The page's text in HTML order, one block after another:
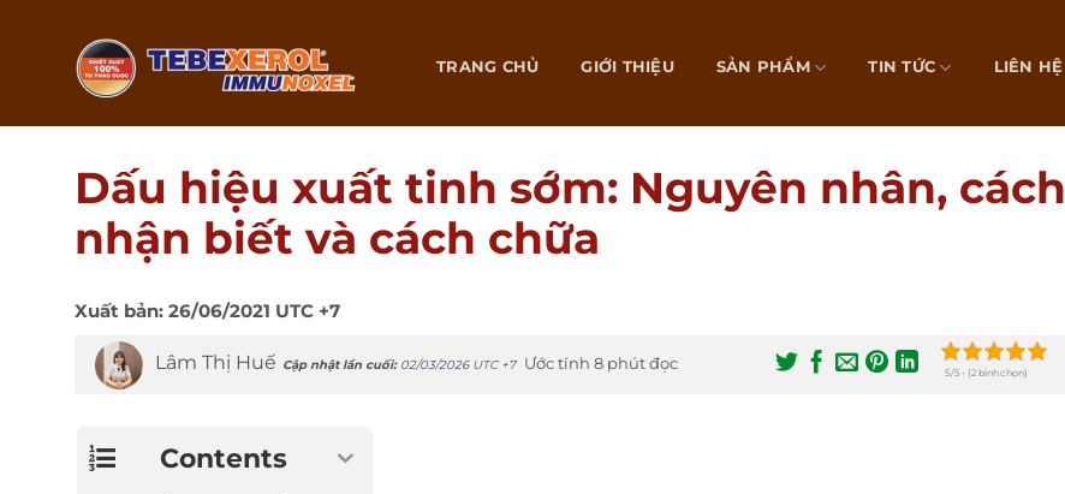
TRANG CHỦ GIỚI THIỆU SẢN PHẨM TIN TỨC LIÊN HỆ
Dấu hiệu xuất tinh sớm: Nguyên nhân, cách
nhận biết và cách chữa
Xuất bản: 26/06/2021 UTC +7
Lâm Thị Huế Cập nhật lần cuối: 02/03/2026UTC +7 Ước tính 8 phút đọc 5/5 - (2 bình chọn)
Contents